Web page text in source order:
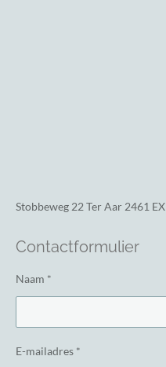
Stobbeweg 22 Ter Aar 2461 EX
Contactformulier
Naam *
E-mailadres *